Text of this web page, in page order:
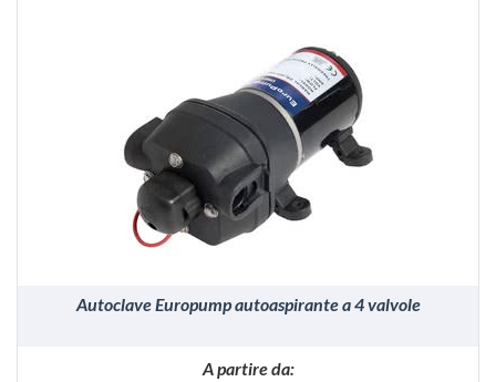
VEDI
Autoclave Europump autoaspirante a 4 valvole
A partire da: